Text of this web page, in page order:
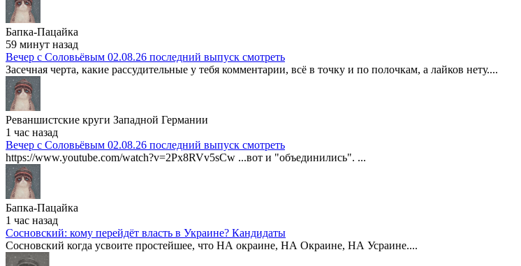
Бапка-Пацайка
59 минут назад
Вечер с Соловьёвым 02.08.26 последний выпуск смотреть
Засечная черта, какие рассудительные у тебя комментарии, всё в точку и по полочкам, а лайков нету....
Реваншистские круги Западной Германии
1 час назад
Вечер с Соловьёвым 02.08.26 последний выпуск смотреть
https://www.youtube.com/watch?v=2Px8RVv5sCw ...вот и "объединились". ...
Бапка-Пацайка
1 час назад
Сосновский: кому перейдёт власть в Украине? Кандидаты
Cосновский когда усвоите простейшее, что НА окраине, НА Окраине, НА Усраине....